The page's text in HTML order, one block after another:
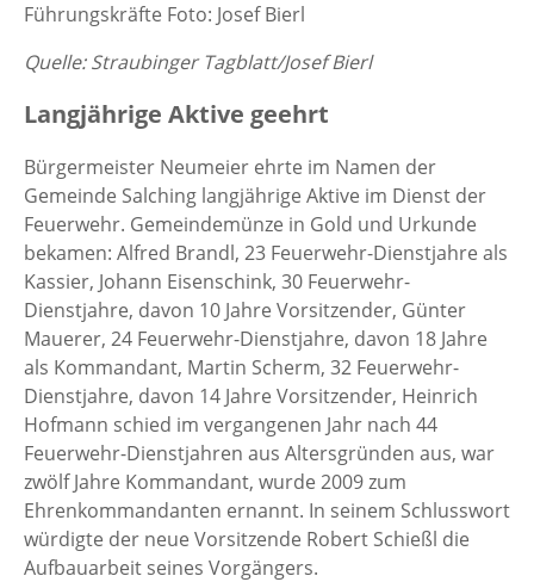
Führungskräfte Foto: Josef Bierl
Quelle: Straubinger Tagblatt/Josef Bierl
Langjährige Aktive geehrt
Bürgermeister Neumeier ehrte im Namen der
Gemeinde Salching langjährige Aktive im Dienst der
Feuerwehr. Gemeindemünze in Gold und Urkunde
bekamen: Alfred Brandl, 23 Feuerwehr-Dienstjahre als
Kassier, Johann Eisenschink, 30 Feuerwehr-
Dienstjahre, davon 10 Jahre Vorsitzender, Günter
Mauerer, 24 Feuerwehr-Dienstjahre, davon 18 Jahre
als Kommandant, Martin Scherm, 32 Feuerwehr-
Dienstjahre, davon 14 Jahre Vorsitzender, Heinrich
Hofmann schied im vergangenen Jahr nach 44
Feuerwehr-Dienstjahren aus Altersgründen aus, war
zwölf Jahre Kommandant, wurde 2009 zum
Ehrenkommandanten ernannt. In seinem Schlusswort
würdigte der neue Vorsitzende Robert Schießl die
Aufbauarbeit seines Vorgängers.